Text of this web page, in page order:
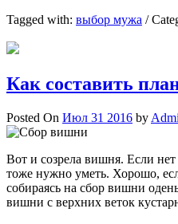
Tagged with: выбор мужа /
Как составить
Posted On Июл 31 2016 by
Вот и созрела вишня. Если
тоже нужно уметь. Хорошо,
собираясь на сбор вишни
вишни с верхних веток